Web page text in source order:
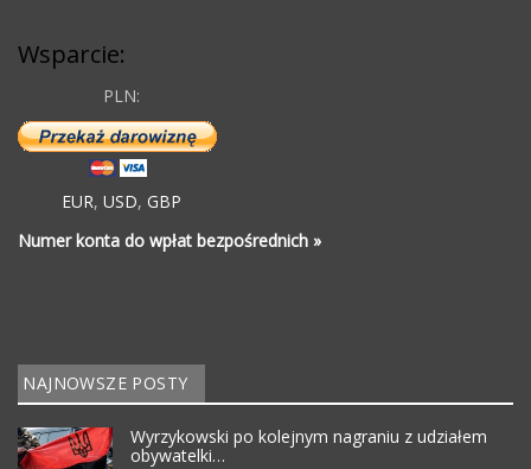
Wsparcie:
PLN:
EUR, USD, GBP
Numer konta do wpłat bezpośrednich »
NAJNOWSZE POSTY
Wyrzykowski po kolejnym nagraniu z udziałem
obywatelki…